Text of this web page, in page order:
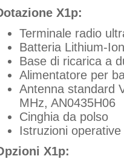
X1p:
Terminale radio
Batteria Lithium-
Base di ricarica a
Alimentatore per
Antenna standard
MHz, AN0435H06
Cinghia da polso
Istruzioni operative
X1p: